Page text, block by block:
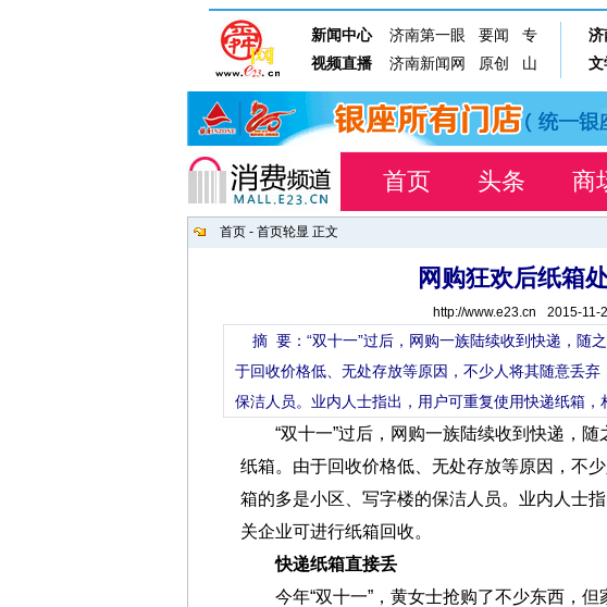
首页 头条 商
首页 - 首页轮显 正文
网购狂欢后纸箱
http://www.e23.cn 2015-11-
摘 要：“双十一”过后，网购一族陆续收到快递，随
于回收价格低、无处存放等原因，不少人将其随意丢
保洁人员。业内人士指出，用户可重复使用快递纸箱，
“双十一”过后，网购一族陆续收到快递，随
纸箱。由于回收价格低、无处存放等原因，不
箱的多是小区、写字楼的保洁人员。业内人士
关企业可进行纸箱回收。
快递纸箱直接丢
今年“双十一”，黄女士抢购了不少东西，但